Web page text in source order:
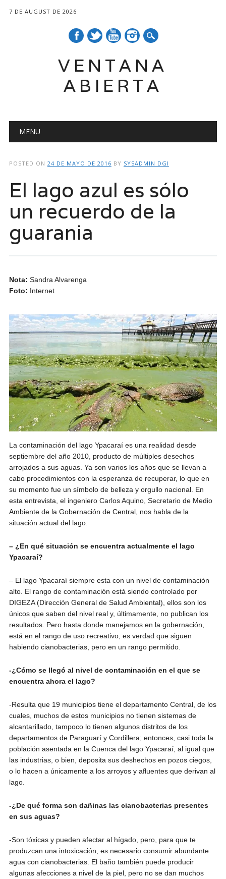
7 DE AUGUST DE 2026
VENTANA
ABIERTA
Main menu
MENU
POSTED ON 24 DE MAYO DE 2016 BY SYSADMIN DGI
El lago azul es sólo
un recuerdo de la
guarania
Nota: Sandra Alvarenga
Foto: Internet
La contaminación del lago Ypacaraí es una realidad desde
septiembre del año 2010, producto de múltiples desechos
arrojados a sus aguas. Ya son varios los años que se llevan a
cabo procedimientos con la esperanza de recuperar, lo que en
su momento fue un símbolo de belleza y orgullo nacional. En
esta entrevista, el ingeniero Carlos Aquino, Secretario de Medio
Ambiente de la Gobernación de Central, nos habla de la
situación actual del lago.
– ¿En qué situación se encuentra actualmente el lago
Ypacaraí?
– El lago Ypacaraí siempre esta con un nivel de contaminación
alto. El rango de contaminación está siendo controlado por
DIGEZA (Dirección General de Salud Ambiental), ellos son los
únicos que saben del nivel real y, últimamente, no publican los
resultados. Pero hasta donde manejamos en la gobernación,
está en el rango de uso recreativo, es verdad que siguen
habiendo cianobacterias, pero en un rango permitido.
-¿Cómo se llegó al nivel de contaminación en el que se
encuentra ahora el lago?
-Resulta que 19 municipios tiene el departamento Central, de los
cuales, muchos de estos municipios no tienen sistemas de
alcantarillado, tampoco lo tienen algunos distritos de los
departamentos de Paraguarí y Cordillera; entonces, casi toda la
población asentada en la Cuenca del lago Ypacaraí, al igual que
las industrias, o bien, deposita sus deshechos en pozos ciegos,
o lo hacen a únicamente a los arroyos y afluentes que derivan al
lago.
-¿De qué forma son dañinas las cianobacterias presentes
en sus aguas?
-Son tóxicas y pueden afectar al hígado, pero, para que te
produzcan una intoxicación, es necesario consumir abundante
agua con cianobacterias. El baño también puede producir
algunas afecciones a nivel de la piel, pero no se dan muchos